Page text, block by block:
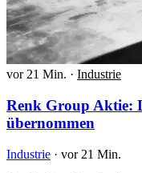
vor 21 Min. · Industrie
Renk Group Aktie:
übernommen
Industrie · vor 21 Min.